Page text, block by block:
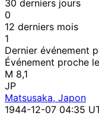
30 derniers jours
0
12 derniers mois
1
Dernier événement
Événement proche
M 8,1
JP
Matsusaka, Japon
1944-12-07 04:35